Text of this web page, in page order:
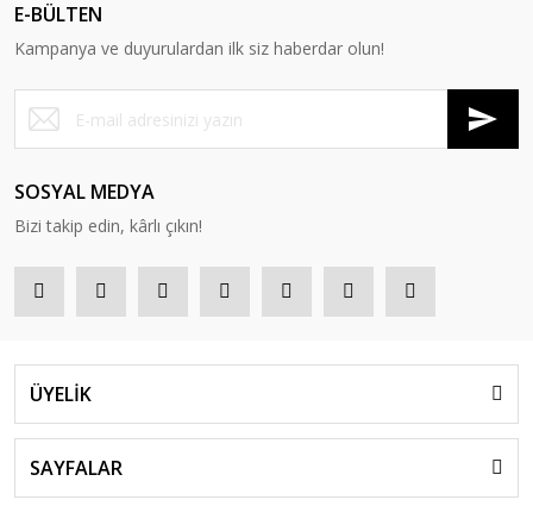
E-BÜLTEN
Kampanya ve duyurulardan ilk siz haberdar olun!
SOSYAL MEDYA
Bizi takip edin, kârlı çıkın!
ÜYELİK
SAYFALAR